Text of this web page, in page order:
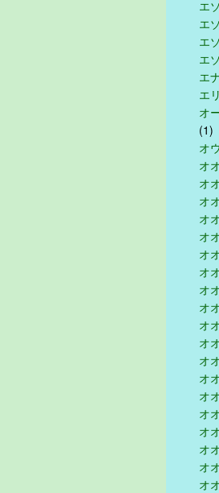
エ
エ
エ
エ
エ
エ
オ
(1)
オ
オ
オ
オ
オ
オ
オ
オ
オ
オ
オ
オ
オ
オ
オ
オ
オ
オ
オ
オ